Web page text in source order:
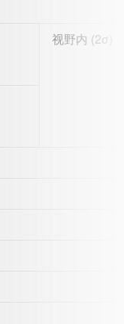
视野内 (2σ)